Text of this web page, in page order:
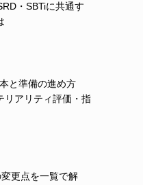
・SBTiに共通す
と準備の進め方
リアリティ評価・指
更点を一覧で解